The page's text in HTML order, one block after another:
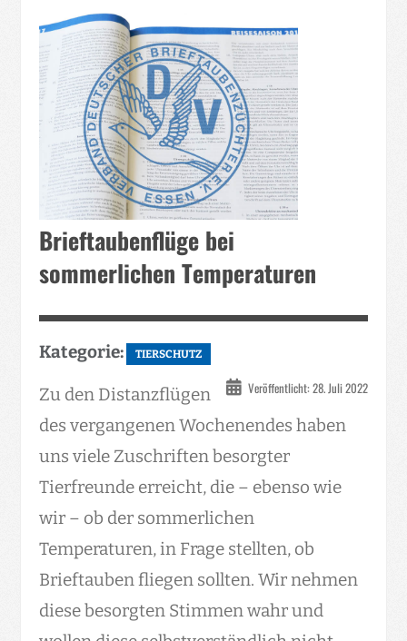
Brieftaubenflüge bei
sommerlichen Temperaturen
Kategorie: TIERSCHUTZ
Veröffentlicht: 28. Juli 2022
Zu den Distanzflügen
des vergangenen Wochenendes haben
uns viele Zuschriften besorgter
Tierfreunde erreicht, die – ebenso wie
wir – ob der sommerlichen
Temperaturen, in Frage stellten, ob
Brieftauben fliegen sollten. Wir nehmen
diese besorgten Stimmen wahr und